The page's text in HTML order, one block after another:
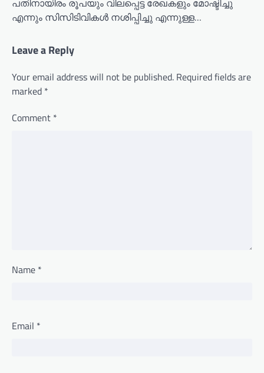
പതിനായിരം രൂപയും വിലപ്പെട്ട രേഖകളും മോഷ്ടിച്ചു
എന്നും സിസിടിവികൾ നശിപ്പിച്ചു എന്നുള്ള…
Leave a Reply
Your email address will not be published. Required fields are
marked *
Comment *
Name *
Email *